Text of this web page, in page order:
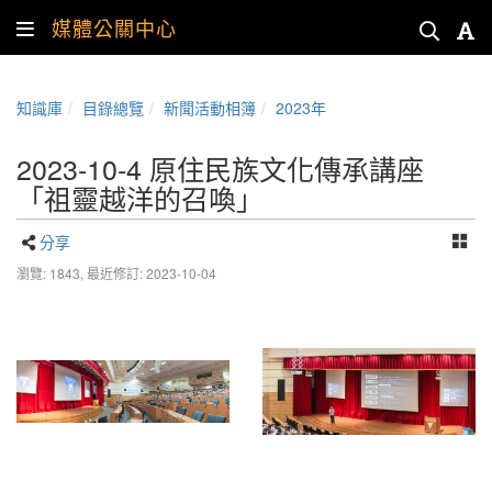
媒體公關中心
知識庫 目錄總覽 新聞活動相簿 2023年
2023-10-4 原住民族文化傳承講座
「祖靈越洋的召喚」
分享
瀏覽: 1843, 最近修訂: 2023-10-04